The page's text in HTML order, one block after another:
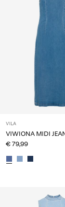
VILA
VIWIONA MIDI
€ 79,99